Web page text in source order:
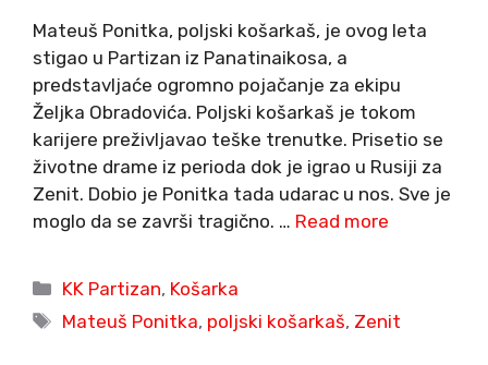
Mateuš Ponitka, poljski košarkaš, je ovog leta
stigao u Partizan iz Panatinaikosa, a
predstavljaće ogromno pojačanje za ekipu
Željka Obradovića. Poljski košarkaš je tokom
karijere preživljavao teške trenutke. Prisetio se
životne drame iz perioda dok je igrao u Rusiji za
Zenit. Dobio je Ponitka tada udarac u nos. Sve je
moglo da se završi tragično. … Read more
Categories
KK Partizan, Košarka
Tags
Mateuš Ponitka, poljski košarkaš, Zenit